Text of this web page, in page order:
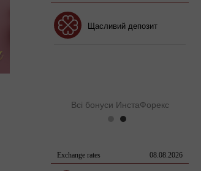
Щасливий депозит
Всі бонуси ИнстаФорекс